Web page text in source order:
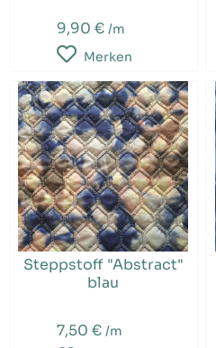
9,90 € /m
Merken
Steppstoff "Abstract"
blau
7,50 € /m